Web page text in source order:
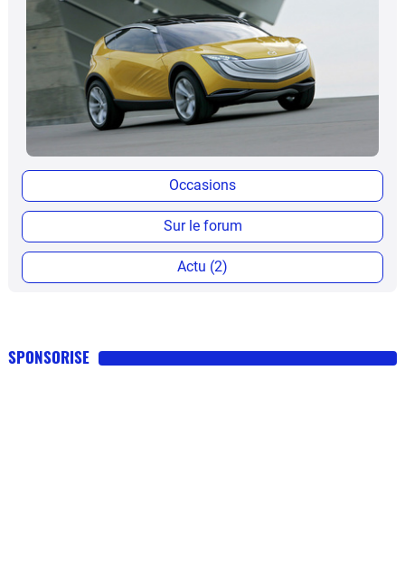
Occasions
Sur le forum
Actu (2)
SPONSORISE